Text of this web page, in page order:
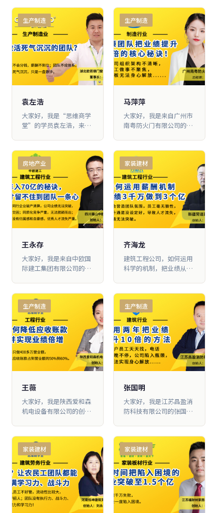
动，也就是最近2年我才
开始做产品调 整和机制优
化，短短两年时间，业绩
从每年1000万涨到了3500
万。下面我就分享一下，
我这几年的心路历程，还
有我们应用过的一些有效
机制，希望能给大家带来
没有加入大脑营行之前，
我就是公司的“消防
员”，公司上上下下， 大
事小事，都要找我“救
火”。团队更是一团糟，
招不到合适的员工，即便
招来也留不 住，因为新员
工会受到老员工的排挤。
一样，增长十分缓慢。
生产制造
袁左浩
大家好，我是“思维商学
堂”的学员袁左浩，来自
有半年多时间，回去之后
只优化了两个板块，就把
一个死气沉 沉的生产型团
队，打造成现在嗷嗷叫的
狼性团队，并且每个月的
业绩都比去年同期提 升2
倍，今年前6个月就已经
完成去年一整年的业绩。
如何通过 “分好钱”和
“打造团队文化”这两个
维度，实现业绩倍增的结
果。
生产制造
马萍萍
大家好，我是来自广州市
南粤防火门有限公司的马
堂”。 我们的工厂比较
小，只有2000平方米，之
前一年也就做900多万元
的业绩，一直突 破不了千
万大关。我当时很想组建
一支有战斗力的团队，但
是对于怎么建团队、怎么
带 团队，完全没有概念。
房地产业
王永存
大家好，我是来自中欧国
际建工集团有限公司的王
对企业经营和团队管理有
了新的认知，我们根据所
学内容，对公司进 行了一
系列的调整和改革，比如
重新梳理组织架构和岗位
职责、导入项目跟投制
度、打 造自己的企业文化
等。在这几年时间里，公
化，我们的产值从10亿增
长到70亿，不 仅解放了我
的时间，也让员工们实现
了自己的价值目标。在
启发。
家装建材
齐海龙
建筑工程公司，如何运用
科学的机制，把业绩从
生产制造
王薇
大家好，我是陕西爱和森
机电设备有限公司的创始
修的业务。我跟随大脑营
行学习2年多时间，营业
额从当初每年400 多万元
做到现在每年3700万元，
困扰公司多年高占比的应
收账款，也从50%降到
10%以 下。感谢大脑营行
给了我信心，将濒临倒闭
生产制造
张国明
大家好，我是江苏昌盈消
防科技有限公司的张国
“救火”的状态里，从早
忙到晚，电 话接不停。一
会儿是员工有事要请示，
一会儿是客户要投诉，一
会儿员工要离职，一会 儿
发货又出了问题，我的电
话就像公司的总机一样，
一天下来电话听得我头都
家装建材 家装建材